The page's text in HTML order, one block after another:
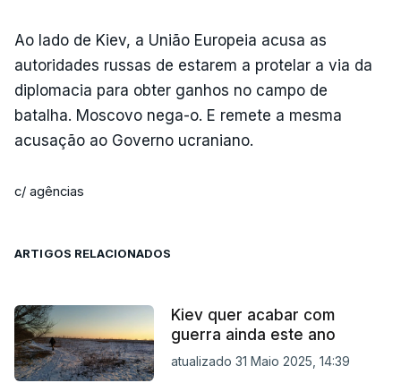
Ao lado de Kiev, a União Europeia acusa as
autoridades russas de estarem a protelar a via da
diplomacia para obter ganhos no campo de
batalha. Moscovo nega-o. E remete a mesma
acusação ao Governo ucraniano.
c/ agências
ARTIGOS RELACIONADOS
Kiev quer acabar com
guerra ainda este ano
atualizado 31 Maio 2025, 14:39